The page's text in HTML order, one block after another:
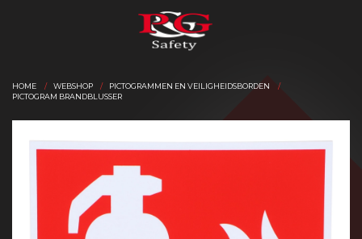
HOME WEBSHOP
PICTOGRAMMEN EN VEILIGHEIDSBORDEN
PICTOGRAM BRANDBLUSSER